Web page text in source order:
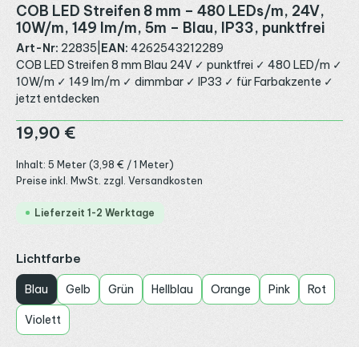
COB LED Streifen 8 mm – 480 LEDs/m, 24V,
10W/m, 149 lm/m, 5m – Blau, IP33, punktfrei
Art-Nr: 22835 EAN: 4262543212289
COB LED Streifen 8 mm Blau 24V ✓ punktfrei ✓ 480 LED/m ✓
10W/m ✓ 149 lm/m ✓ dimmbar ✓ IP33 ✓ für Farbakzente ✓
jetzt entdecken
Regulärer Preis:
19,90 €
Inhalt: 5 Meter (3,98 € / 1 Meter)
Preise inkl. MwSt. zzgl. Versandkosten
Lieferzeit 1-2 Werktage
Lichtfarbe
Blau Gelb Grün Hellblau Orange Pink Rot
Violett